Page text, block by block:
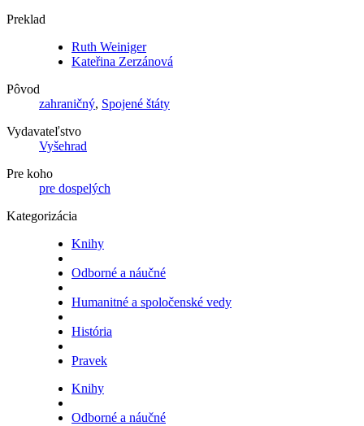
Preklad
Ruth Weiniger
Kateřina Zerzánová
Pôvod
zahraničný, Spojené štáty
Vydavateľstvo
Vyšehrad
Pre koho
pre dospelých
Kategorizácia
Knihy
Odborné a náučné
Humanitné a spoločenské vedy
História
Pravek
Knihy
Odborné a náučné